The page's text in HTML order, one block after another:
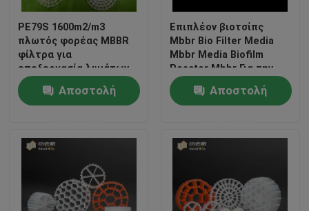
Σπίτι
Προϊόντα
Περίπου εμείς
PE79S 1600m2/m3
πλωτός φορέας MBBR
φίλτρα για
επεξεργασία λυμάτων
Αποστολή
Επιπλέον βιοτσίπς
Mbbr Bio Filter Media
Mbbr Media Biofilm
Reactor Mbbr Για την
καλλιέργεια γαρίδας
Ras
Αποστολή